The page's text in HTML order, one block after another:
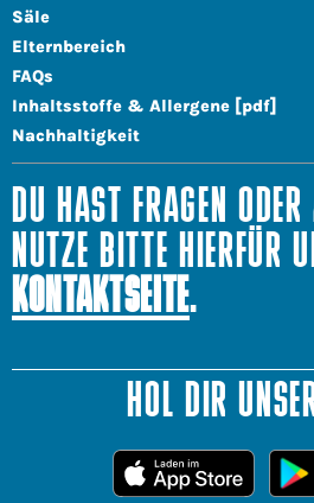
Säle
Elternbereich
FAQs
Inhaltsstoffe & Allergene [pdf]
Nachhaltigkeit
DU HAST FRAGEN ODER
NUTZE BITTE HIERFÜR
KONTAKTSEITE.
HOL DIR